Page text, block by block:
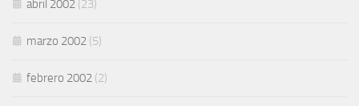
abril 2002 (23)
marzo 2002 (5)
febrero 2002 (2)